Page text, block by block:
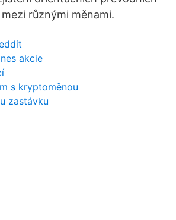
různými měnami.
akcie
s kryptoměnou
zastávku